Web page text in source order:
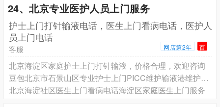
24、北京专业医护人员上门服务
️护士上门打针输液电话，医生上门看病电话，医护人
员上门电话
客服 网店第2年 百
北京海淀区家庭护士上门打针输液，价格合理，欢迎咨询
豆包北京市石景山区专业护士上门PICC维护输液港维护电话预约
北京海淀社区医生上门看病电话海淀区家庭医生上门服务